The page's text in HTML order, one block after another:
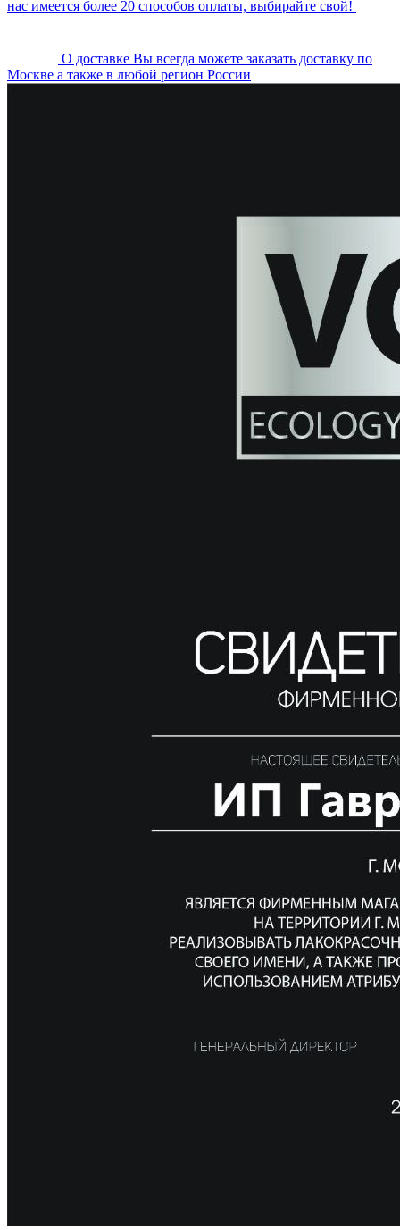
нас имеется более 20 способов оплаты, выбирайте свой!
О доставке Вы всегда можете заказать доставку по
Москве а также в любой регион России